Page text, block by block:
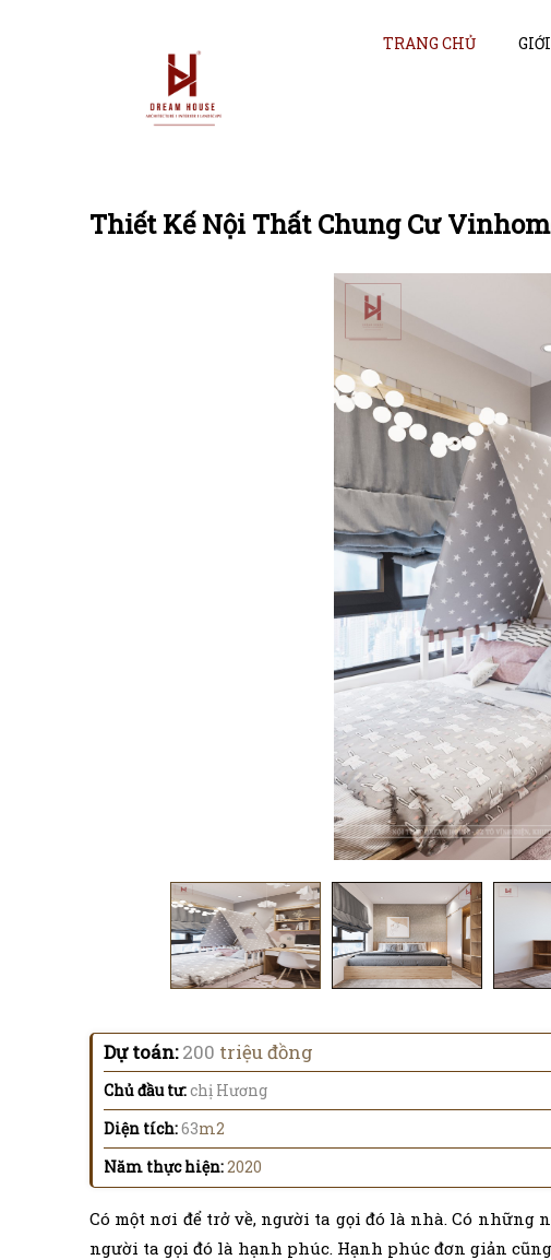
TRANG CHỦ
Thiết Kế Nội Thất Chung Cư
Dự toán:200 triệu đồng
Chủ đầu tư:chị Hương
Diện tích:63m2
Năm thực hiện:2020
Có một nơi để trở về, người ta gọi đó là nhà. Có những
người ta gọi đó là hạnh phúc. Hạnh phúc đơn giản